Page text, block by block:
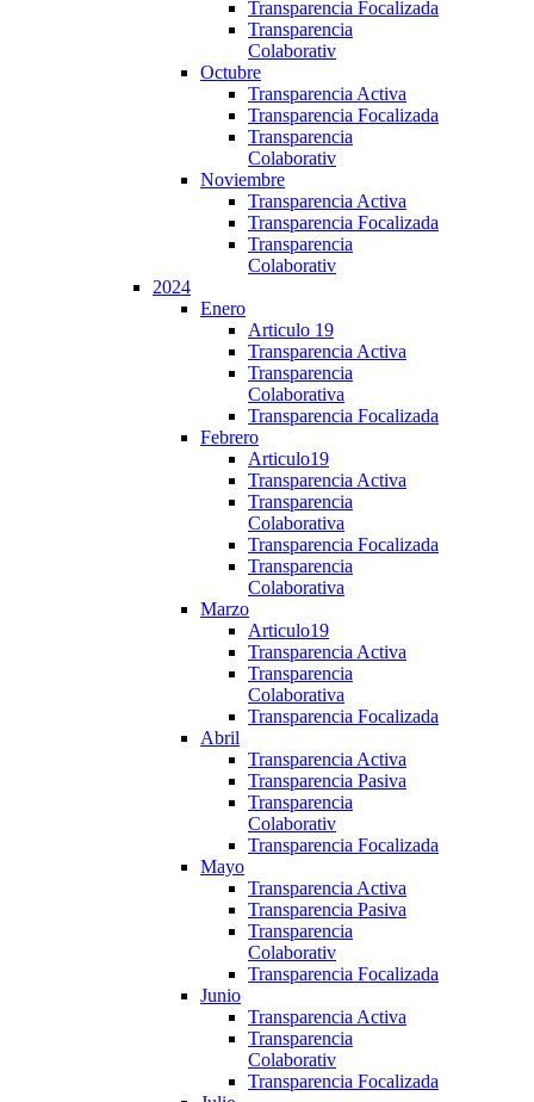
Transparencia Focalizada
Transparencia
Colaborativ
Octubre
Transparencia Activa
Transparencia Focalizada
Transparencia
Colaborativ
Noviembre
Transparencia Activa
Transparencia Focalizada
Transparencia
Colaborativ
2024
Enero
Articulo 19
Transparencia Activa
Transparencia
Colaborativa
Transparencia Focalizada
Febrero
Articulo19
Transparencia Activa
Transparencia
Colaborativa
Transparencia Focalizada
Transparencia
Colaborativa
Marzo
Articulo19
Transparencia Activa
Transparencia
Colaborativa
Transparencia Focalizada
Abril
Transparencia Activa
Transparencia Pasiva
Transparencia
Colaborativ
Transparencia Focalizada
Mayo
Transparencia Activa
Transparencia Pasiva
Transparencia
Colaborativ
Transparencia Focalizada
Junio
Transparencia Activa
Transparencia
Colaborativ
Transparencia Focalizada